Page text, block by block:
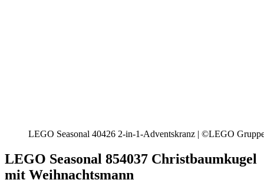
LEGO Seasonal 40426 2-in-1-Adventskranz | ©LEGO
LEGO Seasonal 854037 Christbaumkugel
mit Weihnachtsmann